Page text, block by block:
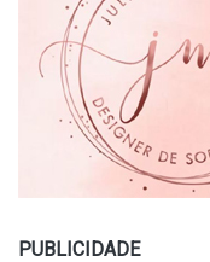
PUBLICIDADE